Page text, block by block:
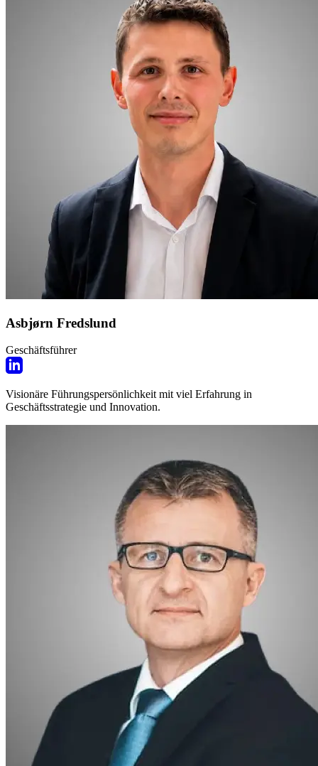
Asbjørn Fredslund
Geschäftsführer
Visionäre Führungspersönlichkeit mit viel Erfahrung in
Geschäftsstrategie und Innovation.